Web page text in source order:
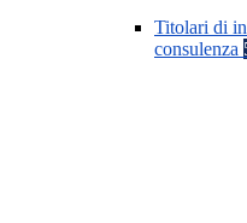
Titolari di
consulenza